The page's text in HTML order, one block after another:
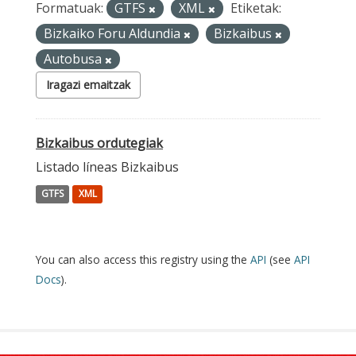
Formatuak: GTFS XML
Etiketak:
Bizkaiko Foru Aldundia
Bizkaibus
Autobusa
Iragazi emaitzak
Bizkaibus ordutegiak
Listado líneas Bizkaibus
GTFS XML
You can also access this registry using the API (see API
Docs).